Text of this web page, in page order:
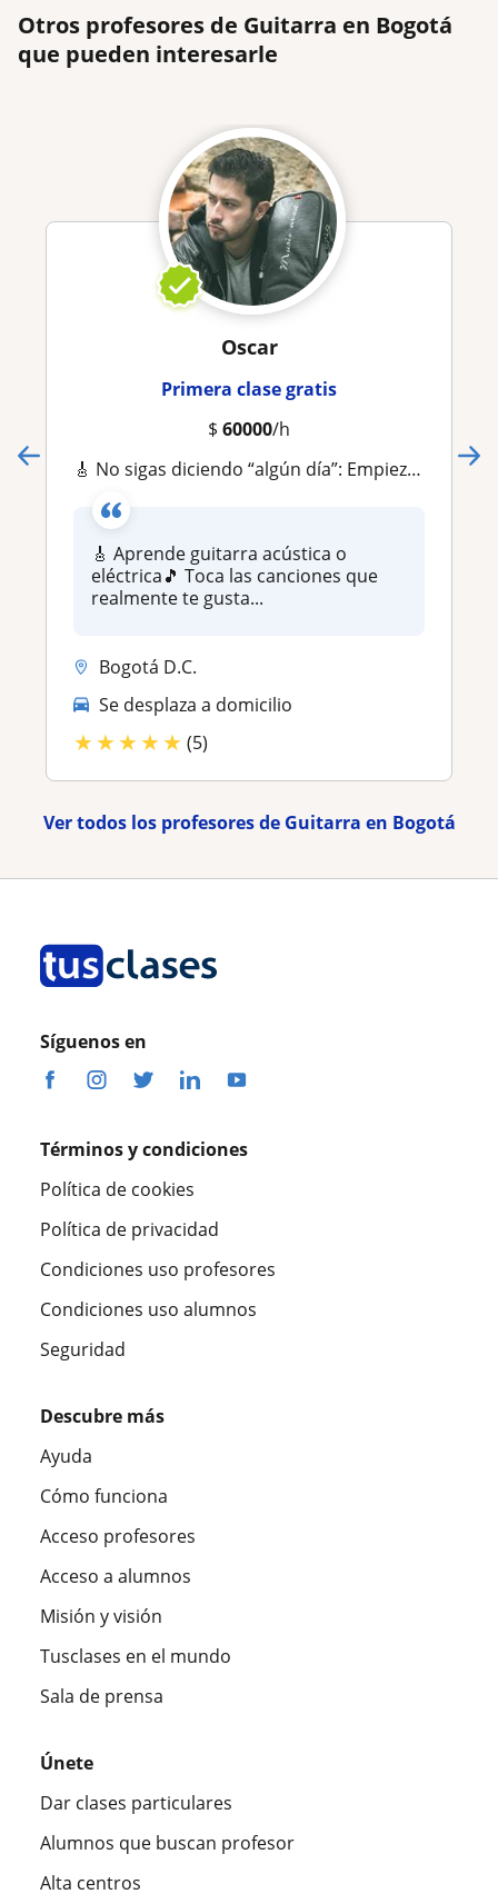
Otros profesores de Guitarra en Bogotá
que pueden interesarle
Oscar
Primera clase gratis
$ 60000/h
🎸 No sigas diciendo “algún día”: Empieza hoy a tocar la guitarra ! 🎸
🎸 Aprende guitarra acústica o
eléctrica🎵 Toca las canciones que
realmente te gusta...
Bogotá D.C.
Se desplaza a domicilio
★★★★★ (5)
Ver todos los profesores de Guitarra en Bogotá
Síguenos en
Términos y condiciones
Política de cookies
Política de privacidad
Condiciones uso profesores
Condiciones uso alumnos
Seguridad
Descubre más
Ayuda
Cómo funciona
Acceso profesores
Acceso a alumnos
Misión y visión
Tusclases en el mundo
Sala de prensa
Únete
Dar clases particulares
Alumnos que buscan profesor
Alta centros